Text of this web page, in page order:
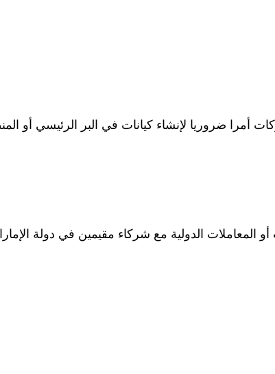
أمرا ضروريا لإنشاء كيانات في البر الرئيسي أو
المعاملات الدولية مع شركاء مقيمين في دولة